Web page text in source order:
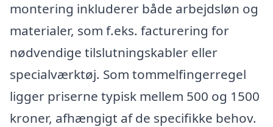
montering inkluderer både arbejdsløn og
materialer, som f.eks. facturering for
nødvendige tilslutningskabler eller
specialværktøj. Som tommelfingerregel
ligger priserne typisk mellem 500 og 1500
kroner, afhængigt af de specifikke behov.